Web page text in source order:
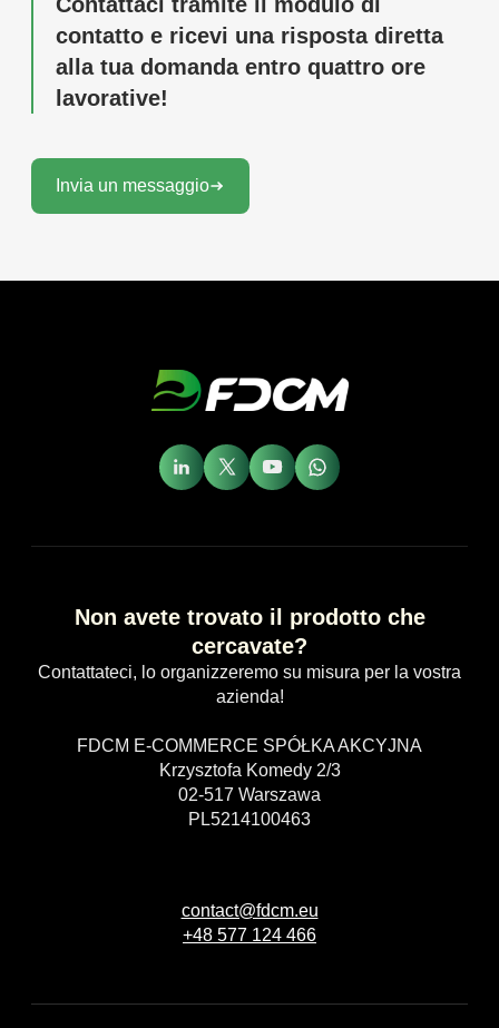
contatto e ricevi una risposta diretta
alla tua domanda entro quattro ore
lavorative!
Invia un messaggio
Non avete trovato il prodotto che
cercavate?
Contattateci, lo organizzeremo su misura per la vostra
azienda!
FDCM E-COMMERCE SPÓŁKA AKCYJNA
Krzysztofa Komedy 2/3
02-517 Warszawa
PL5214100463
contact@fdcm.eu
+48 577 124 466